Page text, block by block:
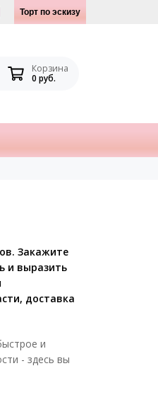
Торт по эскизу
Корзина
0 руб.
Закажите
и выразить
доставка
и
- здесь вы